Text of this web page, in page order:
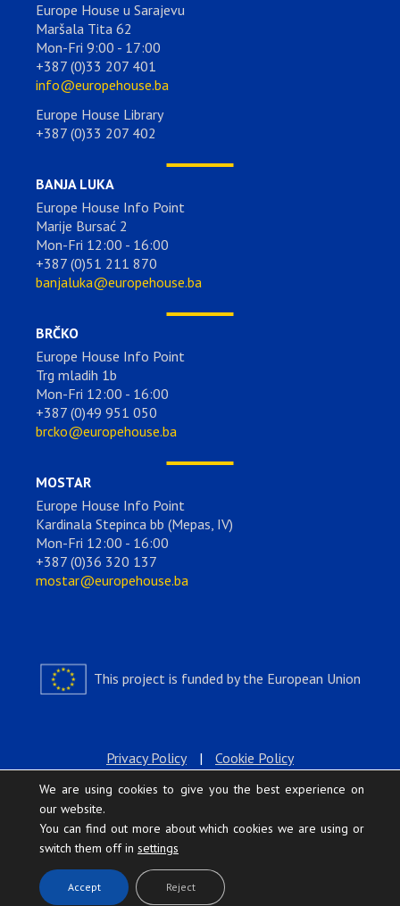
Europe House u Sarajevu
Maršala Tita 62
Mon-Fri 9:00 - 17:00
+387 (0)33 207 401
info@europehouse.ba
Europe House Library
+387 (0)33 207 402
BANJA LUKA
Europe House Info Point
Marije Bursać 2
Mon-Fri 12:00 - 16:00
+387 (0)51 211 870
banjaluka@europehouse.ba
BRČKO
Europe House Info Point
Trg mladih 1b
Mon-Fri 12:00 - 16:00
+387 (0)49 951 050
brcko@europehouse.ba
MOSTAR
Europe House Info Point
Kardinala Stepinca bb (Mepas, IV)
Mon-Fri 12:00 - 16:00
+387 (0)36 320 137
mostar@europehouse.ba
This project is funded by the European Union
Privacy Policy | Cookie Policy
Europe House © 2026 All rights reserved.
We are using cookies to give you the best experience on
our website.
You can find out more about which cookies we are using or
switch them off in settings
.
Accept Reject